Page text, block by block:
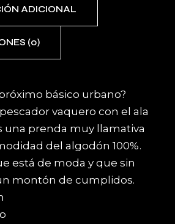
ADICIONAL
(0)
básico urbano?
vaquero con el ala
una prenda muy llamativa
del algodón 100%.
está de moda y que sin
montón de cumplidos.